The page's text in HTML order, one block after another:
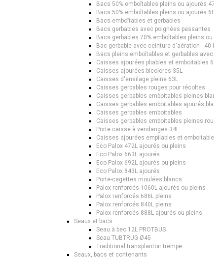
Bacs 50% emboîtables pleins ou ajourés 47L
Bacs 50% emboîtables pleins ou ajourés 60L
Bacs emboîtables et gerbables
Bacs gerbables avec poignées passantes
Bacs gerbables 70% emboîtables pleins ou
Bac gerbable avec ceinture d'aération - 40
Bacs pleins emboîtables et gerbables avec
Caisses ajourées pliables et emboitables
Caisses ajourées bicolores 35L
Caisses d'ensilage pleine 63L
Caisses gerbables rouges pour récoltes
Caisses gerbables emboitables pleines
Caisses gerbables emboitables ajourés
Caisses gerbables emboitables
Caisses gerbables emboitables pleines rouge
Porte caisse à vendanges 34L
Caisses ajourées empilables et emboitables
Eco Palox 472L ajourés ou pleins
Eco Palox 663L ajourés
Eco Palox 692L ajourés ou pleins
Eco Palox 843L ajourés
Porte-cagettes moulées blancs
Palox renforcés 1060L ajourés ou pleins
Palox renforcés 686L pleins
Palox renforcés 840L pleins
Palox renforcés 888L ajourés ou pleins
Seaux et bacs
Seau à bec 12L PROTBUS
Seau TUBTRUG Ø45
Traditional transplantoir trempe
Seaux, bacs et contenants